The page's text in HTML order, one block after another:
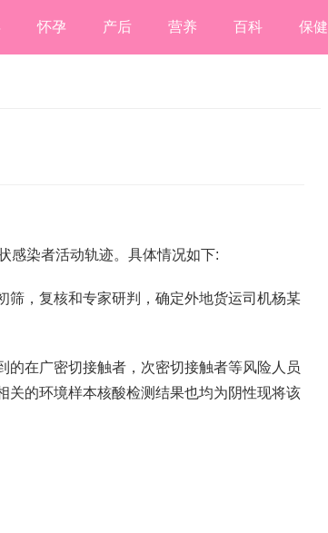
怀孕 产后 营养 百科 保健
感染者活动轨迹。具体情况如下:
筛，复核和专家研判，确定外地货运司机杨某
的在广密切接触者，次密切接触者等风险人员
关的环境样本核酸检测结果也均为阴性现将该